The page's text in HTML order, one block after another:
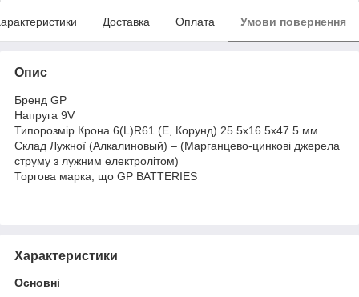
Доставка Оплата Умови повернення
Опис
Бренд GP
Напруга 9V
Типорозмір Крона 6(L)R61 (E, Корунд) 25.5х16.5х47.5 мм
Склад Лужної (Алкалиновый) – (Марганцево-цинкові джерела
струму з лужним електролітом)
Торгова марка, що GP BATTERIES
Характеристики
Основні